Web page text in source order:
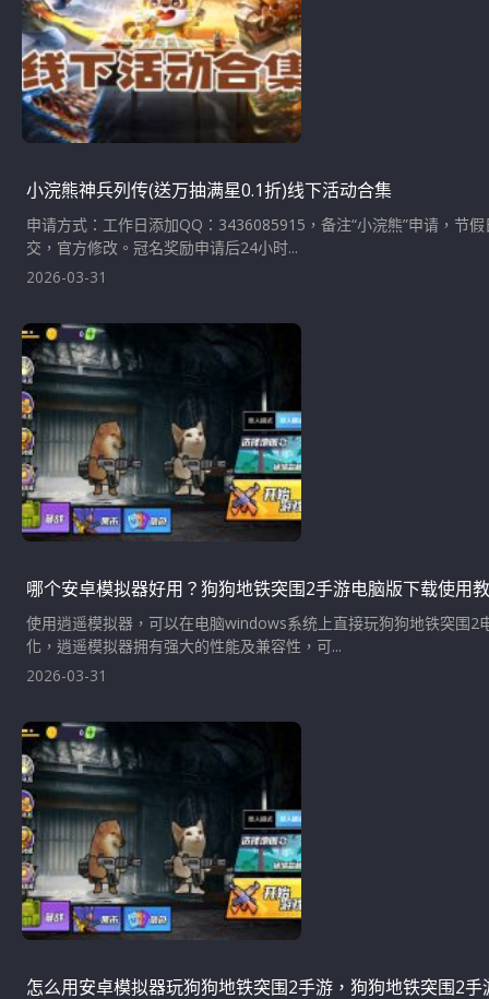
小浣熊神兵列传(送万抽满星0.1折)线下活动合集
申请方式：工作日添加QQ：3436085915，备注“小浣熊”申请，节
交，官方修改。冠名奖励申请后24小时...
2026-03-31
哪个安卓模拟器好用？狗狗地铁突围2手游电脑版下载使用
使用逍遥模拟器，可以在电脑windows系统上直接玩狗狗地铁突围
化，逍遥模拟器拥有强大的性能及兼容性，可...
2026-03-31
怎么用安卓模拟器玩狗狗地铁突围2手游，狗狗地铁突围2